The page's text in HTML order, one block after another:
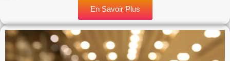
En Savoir Plus